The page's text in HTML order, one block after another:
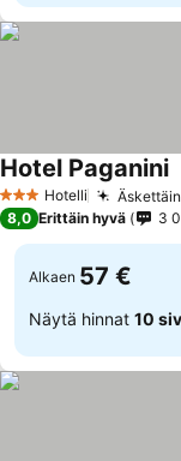
3 Tähtiluokitus
Hotelli
Hotel Paganini
8,0 Erittäin hyvä 3
Alkaen 57 €
Näytä hinnat 10